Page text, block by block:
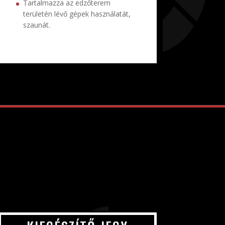
Tartalmazza az edzőterem
területén lévő gépek használatát,
szaunát.